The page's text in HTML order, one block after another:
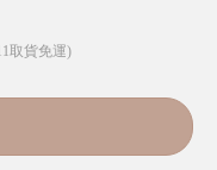
取貨免運)